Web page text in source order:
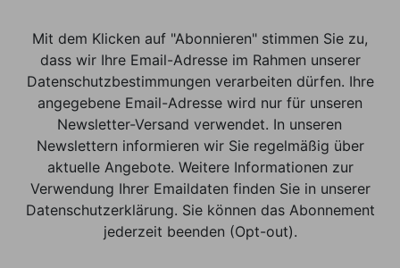
Mit dem Klicken auf "Abonnieren" stimmen Sie zu,
dass wir Ihre Email-Adresse im Rahmen unserer
Datenschutzbestimmungen verarbeiten dürfen. Ihre
angegebene Email-Adresse wird nur für unseren
Newsletter-Versand verwendet. In unseren
Newslettern informieren wir Sie regelmäßig über
aktuelle Angebote. Weitere Informationen zur
Verwendung Ihrer Emaildaten finden Sie in unserer
Datenschutzerklärung. Sie können das Abonnement
jederzeit beenden (Opt-out).